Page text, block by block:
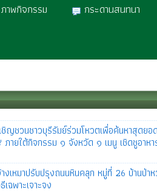
ภาพกิจกรรม กระดานสนทนา
พันธ์ "ขอฝนหลวงออนไลน์" ง่าย ครบ จบใ
จ้า Official Race Pack‼️บุรีรัมย์ มาราธอน
ชวนชาวบุรีรัมย์ร่วมโหวตเพื่อค้นหาสุดยอ
ายใต้กิจกรรม ๑ จังหวัด ๑ เมนู เชิดชูอาห
งเหมาปรับปรุงถนนหินคลุก หมู่ที่ 26 บ้านป่าห
ฉพาะเจาะจง
งเหมาปรับปรุงถนนหินคลุก หมู่ที่ 14 บ้านหน